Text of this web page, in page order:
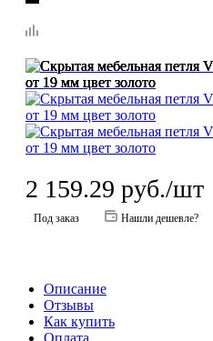
2 159.29 руб./шт
Под заказ Нашли дешевле?
Описание
Отзывы
Как купить
Оплата